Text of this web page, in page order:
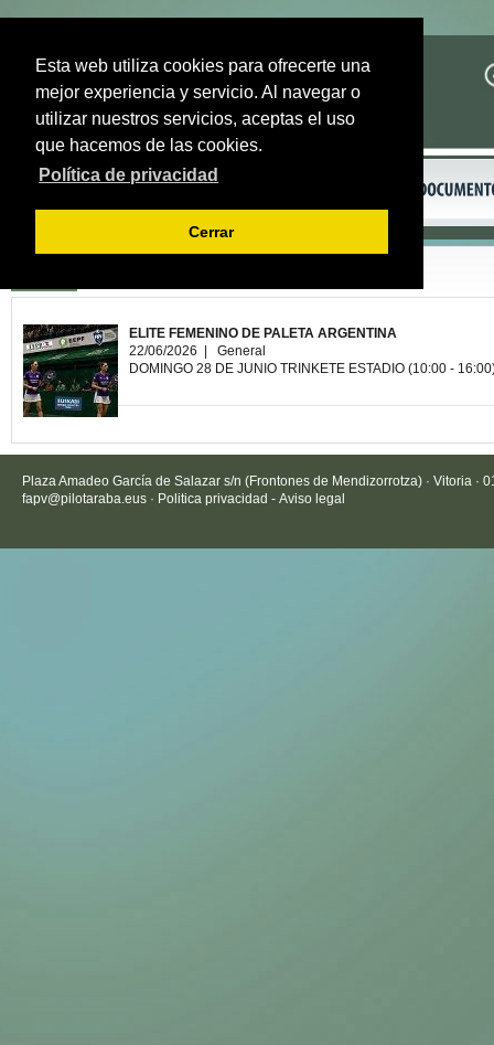
Esta web utiliza cookies para ofrecerte una
mejor experiencia y servicio. Al navegar o
utilizar nuestros servicios, aceptas el uso
que hacemos de las cookies.
Política de privacidad
Cerrar
ELITE FEMENINO DE PALETA ARGENTINA
22/06/2026 | General
DOMINGO 28 DE JUNIO TRINKETE ESTADIO (10:00 -
Plaza Amadeo García de Salazar s/n (Frontones de Mendizorrotza) · Vitoria ·
fapv@pilotaraba.eus · Politica privacidad - Aviso legal